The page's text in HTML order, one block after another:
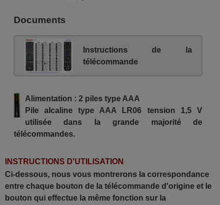
Documents
Instructions de la
télécommande
Alimentation : 2 piles type AAA
Pile alcaline type AAA LR06 tension 1,5 V
utilisée dans la grande majorité de
télécommandes.
INSTRUCTIONS D'UTILISATION
Ci-dessous, nous vous montrerons la correspondance
entre chaque bouton de la télécommande d'origine et le
bouton qui effectue la même fonction sur la